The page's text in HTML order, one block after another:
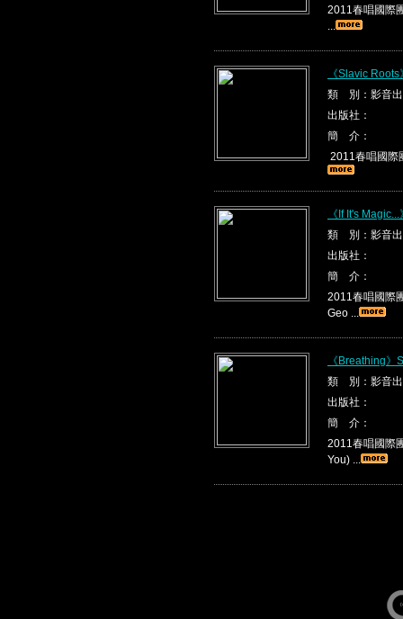
2011春唱國際
...
《Slavic
類 別：影音
出版社：
簡 介：
2011春唱國際
《If It's
類 別：影音
出版社：
簡 介：
2011春唱國際
Geo ...
《Breathing》
類 別：影音
出版社：
簡 介：
2011春唱國際
You) ...